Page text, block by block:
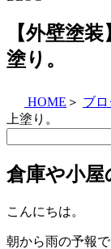
【外壁塗
塗り。
HOME ＞ ブ
上塗り。
倉庫や小屋
こんにちは。
朝から雨の予報